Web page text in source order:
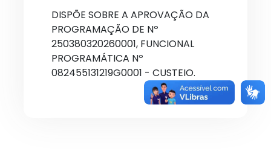
DISPÕE SOBRE A APROVAÇÃO DA
PROGRAMAÇÃO DE Nº
250380320260001, FUNCIONAL
PROGRAMÁTICA Nº
082455131219G0001 - CUSTEIO.